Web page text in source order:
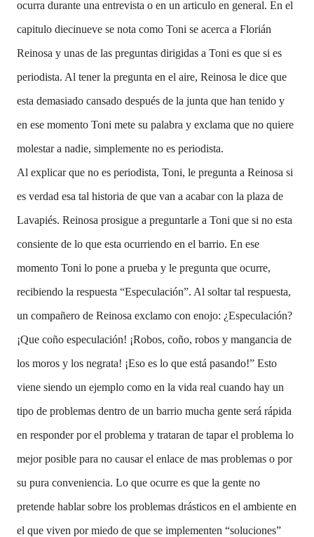
ocurra durante una entrevista o en un articulo en general. En el
capitulo diecinueve se nota como Toni se acerca a Florián
Reinosa y unas de las preguntas dirigidas a Toni es que si es
periodista. Al tener la pregunta en el aire, Reinosa le dice que
esta demasiado cansado después de la junta que han tenido y
en ese momento Toni mete su palabra y exclama que no quiere
molestar a nadie, simplemente no es periodista.
Al explicar que no es periodista, Toni, le pregunta a Reinosa si
es verdad esa tal historia de que van a acabar con la plaza de
Lavapiés. Reinosa prosigue a preguntarle a Toni que si no esta
consiente de lo que esta ocurriendo en el barrio. En ese
momento Toni lo pone a prueba y le pregunta que ocurre,
recibiendo la respuesta “Especulación”. Al soltar tal respuesta,
un compañero de Reinosa exclamo con enojo: ¿Especulación?
¡Que coño especulación! ¡Robos, coño, robos y mangancia de
los moros y los negrata! ¡Eso es lo que está pasando!” Esto
viene siendo un ejemplo como en la vida real cuando hay un
tipo de problemas dentro de un barrio mucha gente será rápida
en responder por el problema y trataran de tapar el problema lo
mejor posible para no causar el enlace de mas problemas o por
su pura conveniencia. Lo que ocurre es que la gente no
pretende hablar sobre los problemas drásticos en el ambiente en
el que viven por miedo de que se implementen “soluciones”